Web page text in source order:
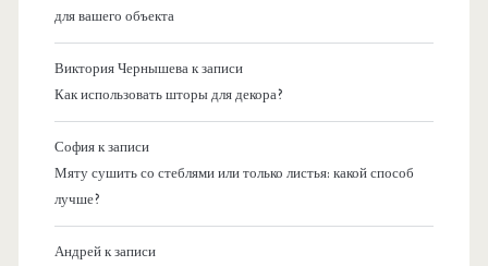
для вашего объекта
Виктория Чернышевак записи
Как использовать шторы для декора?
Софияк записи
Мяту сушить со стеблями или только листья: какой способ
лучше?
Андрейк записи